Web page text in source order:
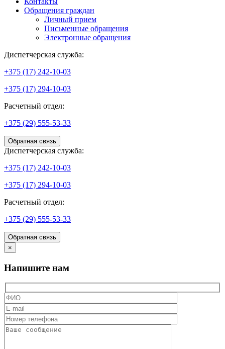
Обращения граждан
Личный прием
Письменные обращения
Электронные обращения
Диспетчерская служба:
+375 (17) 242-10-03
+375 (17) 294-10-03
Расчетный отдел:
+375 (29) 555-53-33
Обратная связь
Диспетчерская служба:
+375 (17) 242-10-03
+375 (17) 294-10-03
Расчетный отдел:
+375 (29) 555-53-33
Обратная связь
×
Напишите нам